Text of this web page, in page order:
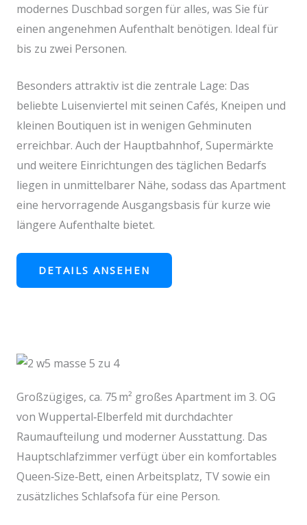
modernes Duschbad sorgen für alles, was Sie für
einen angenehmen Aufenthalt benötigen. Ideal für
bis zu zwei Personen.
Besonders attraktiv ist die zentrale Lage: Das
beliebte Luisenviertel mit seinen Cafés, Kneipen und
kleinen Boutiquen ist in wenigen Gehminuten
erreichbar. Auch der Hauptbahnhof, Supermärkte
und weitere Einrichtungen des täglichen Bedarfs
liegen in unmittelbarer Nähe, sodass das Apartment
eine hervorragende Ausgangsbasis für kurze wie
längere Aufenthalte bietet.
DETAILS ANSEHEN
Großzügiges, ca. 75 m² großes Apartment im 3. OG
von Wuppertal‑Elberfeld mit durchdachter
Raumaufteilung und moderner Ausstattung. Das
Hauptschlafzimmer verfügt über ein komfortables
Queen‑Size‑Bett, einen Arbeitsplatz, TV sowie ein
zusätzliches Schlafsofa für eine Person.